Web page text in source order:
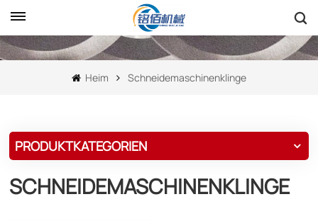
Heim Schneidemaschinenklinge
PRODUKTKATEGORIEN
SCHNEIDEMASCHINENKLINGE